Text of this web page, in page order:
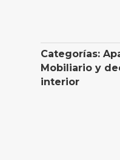
Categorías:
Mobiliario y
interior